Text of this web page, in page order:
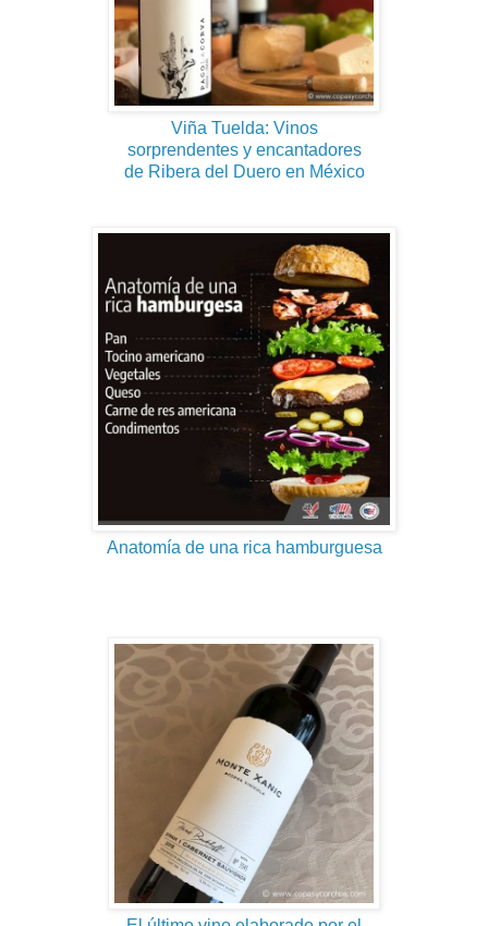
Viña Tuelda: Vinos
sorprendentes y encantadores
de Ribera del Duero en México
Anatomía de una rica hamburguesa